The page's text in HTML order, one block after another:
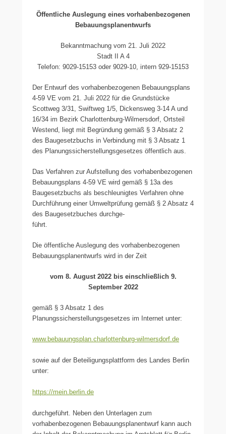
Öffentliche Auslegung eines vorhabenbezogenen
Bebauungsplanentwurfs
Bekanntmachung vom 21. Juli 2022
Stadt II A 4
Telefon: 9029-15153 oder 9029-10, intern 929-15153
Der Entwurf des vorhabenbezogenen Bebauungsplans
4-59 VE vom 21. Juli 2022 für die Grundstücke
Scottweg 3/31, Swiftweg 1/5, Dickensweg 3-14 A und
16/34 im Bezirk Charlottenburg-Wilmersdorf, Ortsteil
Westend, liegt mit Begründung gemäß § 3 Absatz 2
des Baugesetzbuchs in Verbindung mit § 3 Absatz 1
des Planungssicherstellungsgesetzes öffentlich aus.
Das Verfahren zur Aufstellung des vorhabenbezogenen
Bebauungsplans 4-59 VE wird gemäß § 13a des
Baugesetzbuchs als beschleunigtes Verfahren ohne
Durchführung einer Umweltprüfung gemäß § 2 Absatz 4
des Baugesetzbuches durchge-
führt.
Die öffentliche Auslegung des vorhabenbezogenen
Bebauungsplanentwurfs wird in der Zeit
vom 8. August 2022 bis einschließlich 9.
September 2022
gemäß § 3 Absatz 1 des
Planungssicherstellungsgesetzes im Internet unter:
www.bebauungsplan.charlottenburg-wilmersdorf.de
sowie auf der Beteiligungsplattform des Landes Berlin
unter:
https://mein.berlin.de
durchgeführt. Neben den Unterlagen zum
vorhabenbezogenen Bebauungsplanentwurf kann auch